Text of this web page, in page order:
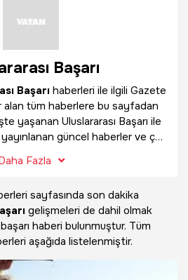
Başarı
Başarı haberleri ile ilgili Gazete
tüm haberlere bu sayfadan
yaşanan Uluslararası Başarı ile
güncel haberler ve çok
bulabilirsiniz.
Fazla
sayfasında son dakika
gelişmeleri de dahil olmak
haberi bulunmuştur. Tüm
aşağıda listelenmiştir.